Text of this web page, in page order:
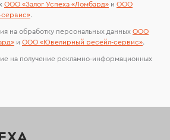
ООО «Залог Успеха «Ломбард» и ООО
.
на обработку персональных данных ООО
и ООО «Ювелирный ресейл-сервиc».
на получение рекламно-информационных